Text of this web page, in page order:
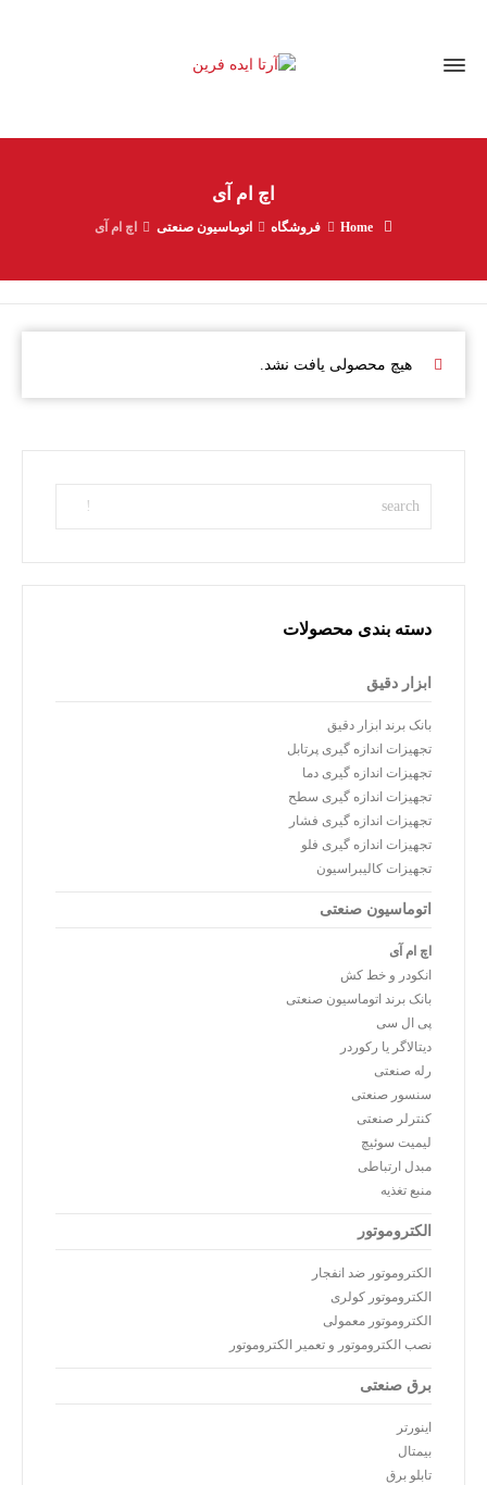
اچ ام آی
Home فروشگاه اتوماسیون صنعتی اچ ام آی
هیچ محصولی یافت نشد.
دسته بندی محصولات
ابزار دقیق
بانک برند ابزار دقیق
تجهیزات اندازه گیری پرتابل
تجهیزات اندازه گیری دما
تجهیزات اندازه گیری سطح
تجهیزات اندازه گیری فشار
تجهیزات اندازه گیری فلو
تجهیزات کالیبراسیون
اتوماسیون صنعتی
اچ ام آی
انکودر و خط کش
بانک برند اتوماسیون صنعتی
پی ال سی
دیتالاگر یا رکوردر
رله صنعتی
سنسور صنعتی
کنترلر صنعتی
لیمیت سوئیچ
مبدل ارتباطی
منبع تغذیه
الکتروموتور
الکتروموتور ضد انفجار
الکتروموتور کولری
الکتروموتور معمولی
نصب الکتروموتور و تعمیر الکتروموتور
برق صنعتی
اینورتر
بیمتال
تابلو برق